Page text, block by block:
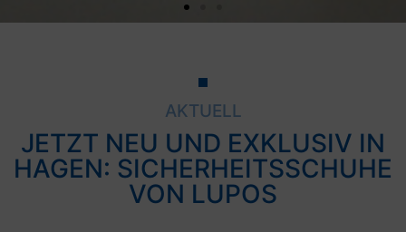
AKTUELL
JETZT NEU UND EXKLUSIV IN
HAGEN: SICHERHEITSSCHUHE
VON LUPOS